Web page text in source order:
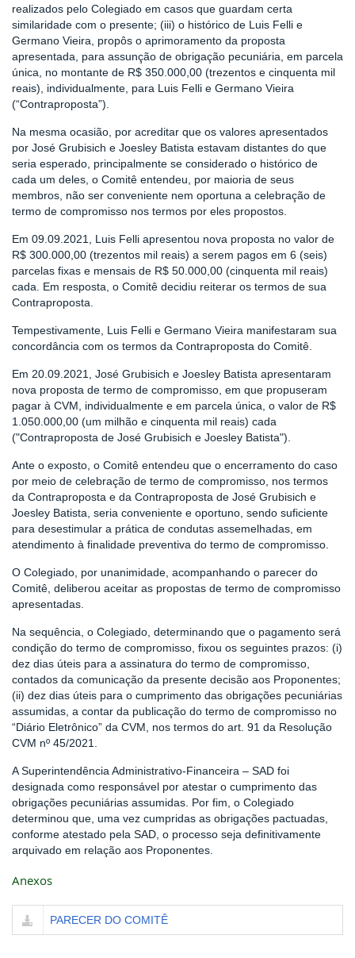
realizados pelo Colegiado em casos que guardam certa
similaridade com o presente; (iii) o histórico de Luis Felli e
Germano Vieira, propôs o aprimoramento da proposta
apresentada, para assunção de obrigação pecuniária, em parcela
única, no montante de R$ 350.000,00 (trezentos e cinquenta mil
reais), individualmente, para Luis Felli e Germano Vieira
(“Contraproposta”).
Na mesma ocasião, por acreditar que os valores apresentados
por José Grubisich e Joesley Batista estavam distantes do que
seria esperado, principalmente se considerado o histórico de
cada um deles, o Comitê entendeu, por maioria de seus
membros, não ser conveniente nem oportuna a celebração de
termo de compromisso nos termos por eles propostos.
Em 09.09.2021, Luis Felli apresentou nova proposta no valor de
R$ 300.000,00 (trezentos mil reais) a serem pagos em 6 (seis)
parcelas fixas e mensais de R$ 50.000,00 (cinquenta mil reais)
cada. Em resposta, o Comitê decidiu reiterar os termos de sua
Contraproposta.
Tempestivamente, Luis Felli e Germano Vieira manifestaram sua
concordância com os termos da Contraproposta do Comitê.
Em 20.09.2021, José Grubisich e Joesley Batista apresentaram
nova proposta de termo de compromisso, em que propuseram
pagar à CVM, individualmente e em parcela única, o valor de R$
1.050.000,00 (um milhão e cinquenta mil reais) cada
("Contraproposta de José Grubisich e Joesley Batista").
Ante o exposto, o Comitê entendeu que o encerramento do caso
por meio de celebração de termo de compromisso, nos termos
da Contraproposta e da Contraproposta de José Grubisich e
Joesley Batista, seria conveniente e oportuno, sendo suficiente
para desestimular a prática de condutas assemelhadas, em
atendimento à finalidade preventiva do termo de compromisso.
O Colegiado, por unanimidade, acompanhando o parecer do
Comitê, deliberou aceitar as propostas de termo de compromisso
apresentadas.
Na sequência, o Colegiado, determinando que o pagamento será
condição do termo de compromisso, fixou os seguintes prazos: (i)
dez dias úteis para a assinatura do termo de compromisso,
contados da comunicação da presente decisão aos Proponentes;
(ii) dez dias úteis para o cumprimento das obrigações pecuniárias
assumidas, a contar da publicação do termo de compromisso no
“Diário Eletrônico” da CVM, nos termos do art. 91 da Resolução
CVM nº 45/2021.
A Superintendência Administrativo-Financeira – SAD foi
designada como responsável por atestar o cumprimento das
obrigações pecuniárias assumidas. Por fim, o Colegiado
determinou que, uma vez cumpridas as obrigações pactuadas,
conforme atestado pela SAD, o processo seja definitivamente
arquivado em relação aos Proponentes.
Anexos
PARECER DO COMITÊ